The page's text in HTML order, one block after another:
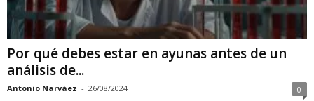
Por qué debes estar en ayunas antes de un
análisis de...
Antonio Narváez - 26/08/2024 0